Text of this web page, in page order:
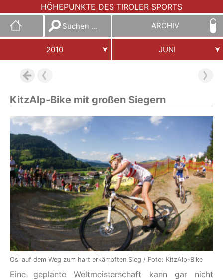
HÖHEPUNKTE DES TIROLER SPORTS
Suchen
nach:
ARCHIV
2010 JUNI
KitzAlp-Bike mit großen Siegern
Osl auf dem Weg zum hart erkämpften Sieg / Foto: KitzAlp-Bike
Eine geplante Weltmeisterschaft kann gar nicht